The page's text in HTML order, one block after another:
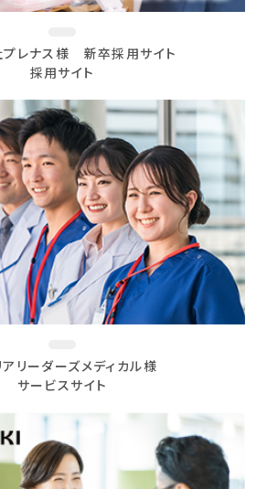
プレナス様 新卒採用サイト
採用サイト
アリーダーズメディカル様
サービスサイト